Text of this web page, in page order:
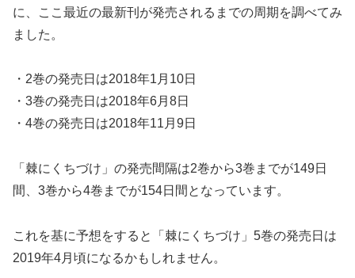
に、ここ最近の最新刊が発売されるまでの周期を調べてみ
ました。
・2巻の発売日は2018年1月10日
・3巻の発売日は2018年6月8日
・4巻の発売日は2018年11月9日
「棘にくちづけ」の発売間隔は2巻から3巻までが149日
間、3巻から4巻までが154日間となっています。
これを基に予想をすると「棘にくちづけ」5巻の発売日は
2019年4月頃になるかもしれません。